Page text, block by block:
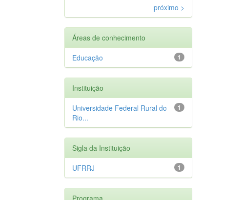
próximo >
Áreas de conhecimento
1
Educação
Instituição
1
Universidade Federal Rural do
Rio...
Sigla da Instituição
1
UFRRJ
Programa